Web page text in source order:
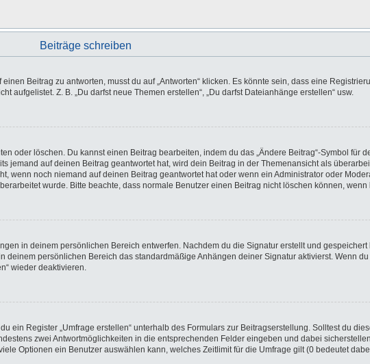
Beiträge schreiben
Beitrag zu antworten, musst du auf „Antworten“ klicken. Es könnte sein, dass eine
Z. B. „Du darfst neue Themen erstellen“, „Du darfst Dateianhänge erstellen“ usw.
oder löschen. Du kannst einen Beitrag bearbeiten, indem du das „Ändere Beitrag“-Symbol für
jemand auf deinen Beitrag geantwortet hat, wird dein Beitrag in der Themenansicht als
wenn noch niemand auf deinen Beitrag geantwortet hat oder wenn ein Administrator oder
wurde. Bitte beachte, dass normale Benutzer einen Beitrag nicht löschen können,
in deinem persönlichen Bereich entwerfen. Nachdem du die Signatur erstellt und
deinem persönlichen Bereich das standardmäßige Anhängen deiner Signatur aktivierst. Wenn
wieder deaktivieren.
ein Register „Umfrage erstellen“ unterhalb des Formulars zur Beitragserstellung. Solltest du
zwei Antwortmöglichkeiten in die entsprechenden Felder eingeben und dabei
Optionen ein Benutzer auswählen kann, welches Zeitlimit für die Umfrage gilt (0 bedeutet